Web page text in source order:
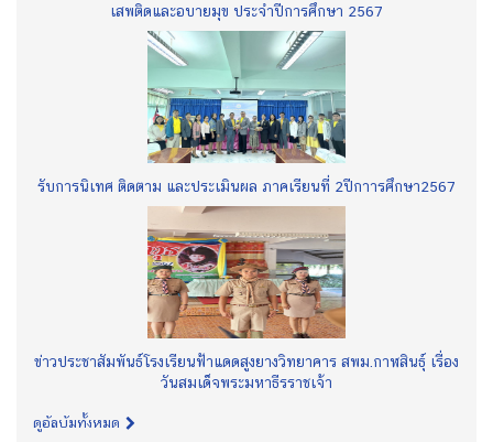
เสพติดและอบายมุข ประจำปีการศึกษา 2567
รับการนิเทศ ติดตาม และประเมินผล ภาคเรียนที่ 2ปีกาารศึกษา2567
ข่าวประชาสัมพันธ์โรงเรียนฟ้าแดดสูงยางวิทยาคาร สพม.กาฬสินธุ์ เรื่อง
วันสมเด็จพระมหาธีรราชเจ้า
ดูอัลบัมทั้งหมด